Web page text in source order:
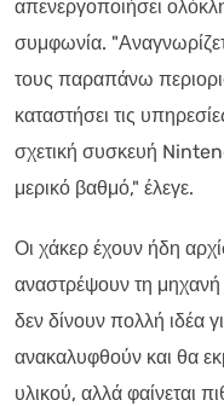
απενεργοποιήσει
συμφωνία.
τους παραπάνω
καταστήσει τις
σχετική συσκευή
μερικό βαθμό," έλεγε.
Οι χάκερ έχουν ήδη
αναστρέψουν τη μηχανή
δεν δίνουν πολλή ιδέα
ανακαλυφθούν και θα
υλικού, αλλά φαίνεται